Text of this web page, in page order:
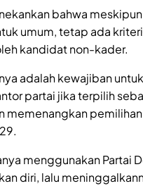
bahwa
umum, tetap ada
kandidat non-kader.
adalah kewajiban
partai jika terpilih
memenangkan
menggunakan Partai
diri, lalu